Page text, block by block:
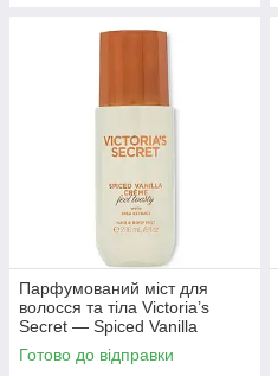
Парфумований міст для
волосся та тіла Victoria’s
Secret — Spiced Vanilla
Crème Hair & Body Mist / 236
мл
Готово до відправки